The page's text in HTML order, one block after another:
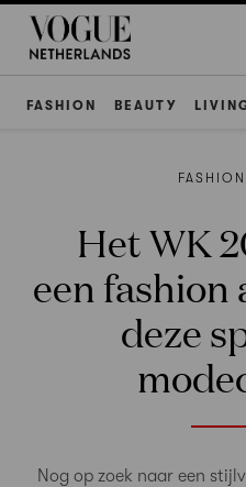
FASHION BEAUTY
Het WK
een
deze
Nog op zoek naar een